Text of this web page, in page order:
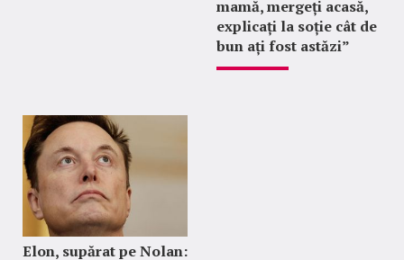
mamă, mergeți acasă,
explicați la soție cât de
bun ați fost astăzi”
Elon, supărat pe Nolan: